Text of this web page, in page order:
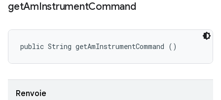
getAmInstrumentCommand
public String getAmInstrumentCommand ()
Renvoie